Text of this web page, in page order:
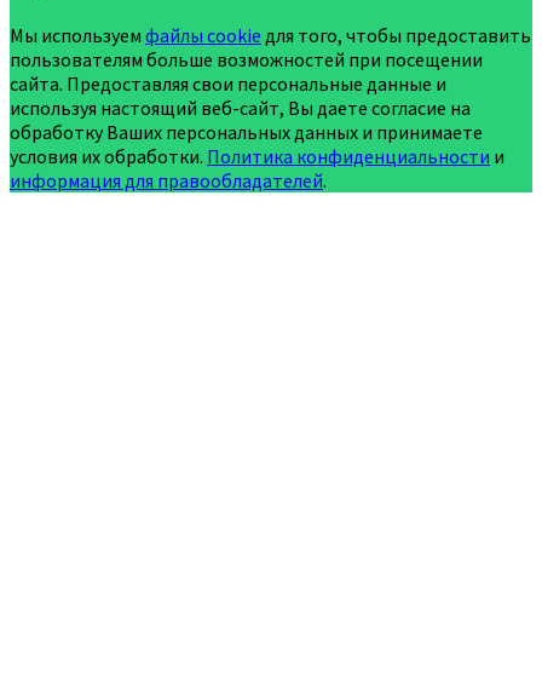
Мы используем файлы cookie для того, чтобы предоставить
пользователям больше возможностей при посещении
сайта. Предоставляя свои персональные данные и
используя настоящий веб-сайт, Вы даете согласие на
обработку Ваших персональных данных и принимаете
условия их обработки. Политика конфиденциальности и
информация для правообладателей.